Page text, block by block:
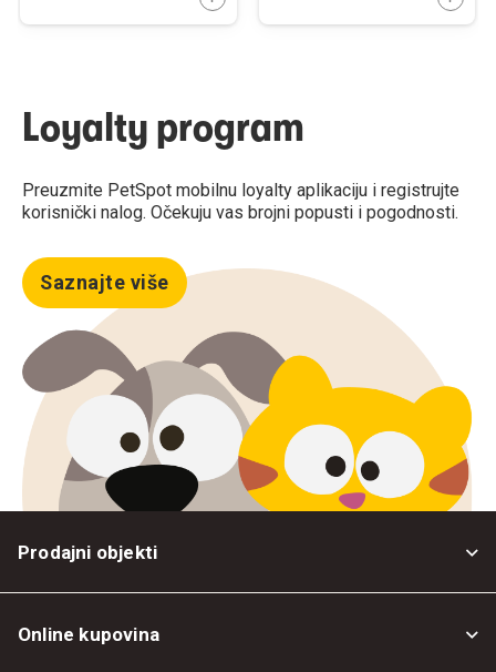
Loyalty program
Preuzmite PetSpot mobilnu loyalty aplikaciju i registrujte
korisnički nalog. Očekuju vas brojni popusti i pogodnosti.
Saznajte više
Prodajni objekti
Online kupovina